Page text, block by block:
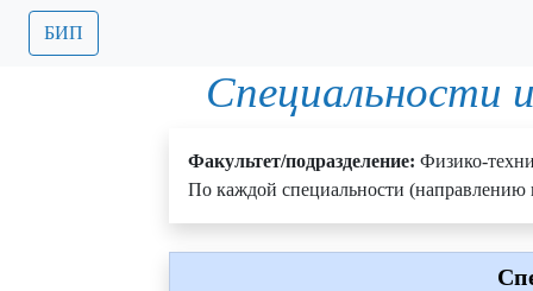
БИП
Специальности
Факультет/подразделение: Физико-
По каждой специальности (направлению